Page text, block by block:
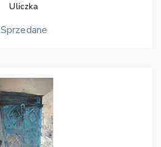
Uliczka
Sprzedane